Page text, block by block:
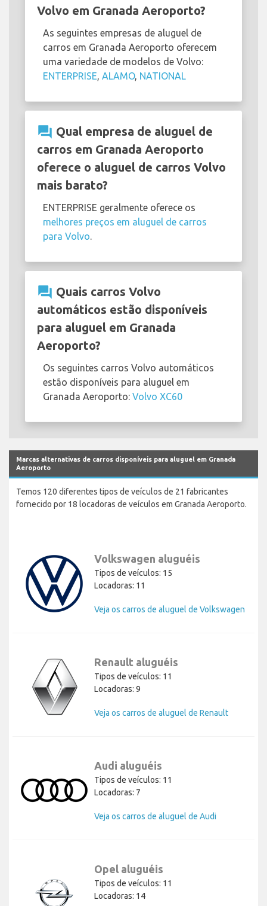
Volvo em Granada Aeroporto?
As seguintes empresas de aluguel de
carros em Granada Aeroporto oferecem
uma variedade de modelos de Volvo:
ENTERPRISE ALAMO, NATIONAL
question_answer Qual empresa de aluguel de
carros em Granada Aeroporto
oferece o aluguel de carros Volvo
mais barato?
ENTERPRISE geralmente oferece os
melhores preços em aluguel de carros
para Volvo
question_answer Quais carros Volvo
automáticos estão disponíveis
para aluguel em Granada
Aeroporto?
Os seguintes carros Volvo automáticos
estão disponíveis para aluguel em
Granada Aeroporto: Volvo XC60
Marcas alternativas de carros disponíveis para aluguel em Granada
Aeroporto
Temos 120 diferentes tipos de veículos de 21 fabricantes
fornecido por 18 locadoras de veículos em Granada Aeroporto.
Volkswagen aluguéis
Tipos de veículos: 15
Locadoras: 11
Veja os carros de aluguel de Volkswagen
Renault aluguéis
Tipos de veículos: 11
Locadoras: 9
Veja os carros de aluguel de Renault
Audi aluguéis
Tipos de veículos: 11
Locadoras: 7
Veja os carros de aluguel de Audi
Opel aluguéis
Tipos de veículos: 11
Locadoras: 14